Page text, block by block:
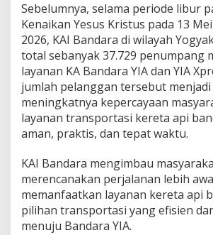
Sebelumnya, selama periode libur
Kenaikan Yesus Kristus pada 13
2026, KAI Bandara di wilayah
total sebanyak 37.729 penumpang
layanan KA Bandara YIA dan YIA
jumlah pelanggan tersebut
meningkatnya kepercayaan
layanan transportasi kereta api
aman, praktis, dan tepat waktu.
KAI Bandara mengimbau
merencanakan perjalanan lebih
memanfaatkan layanan kereta api
pilihan transportasi yang efisien
menuju Bandara YIA.